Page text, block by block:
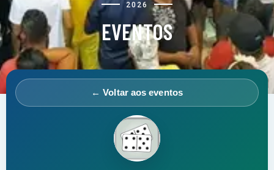
2026
EVENTOS
← Voltar aos eventos